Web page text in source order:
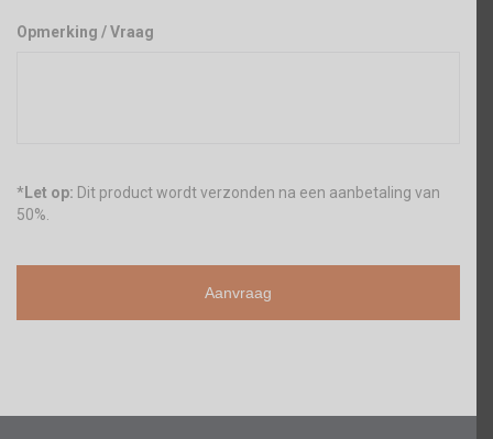
Opmerking / Vraag
* Let op: Dit product wordt verzonden na een aanbetaling van
50%.